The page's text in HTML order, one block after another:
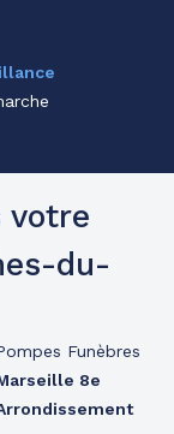
votre
du-
Funèbres
8e